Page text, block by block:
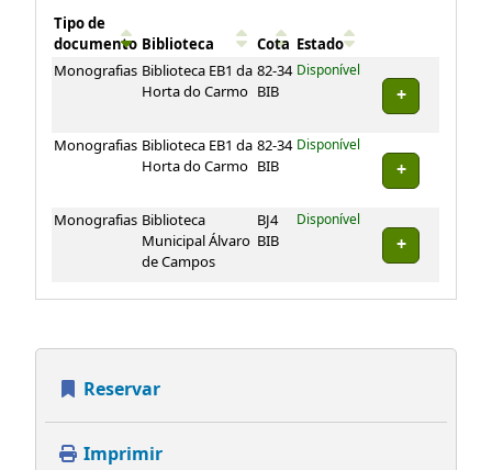
Exemplares
Tipo de
documento Biblioteca Cota Estado
Monografias Biblioteca EB1 da
Horta do Carmo
82-34
BIB
Disponível
Monografias Biblioteca EB1 da
Horta do Carmo
82-34
BIB
Disponível
Monografias Biblioteca
Municipal Álvaro
de Campos
BJ4
BIB
Disponível
Reservar
Imprimir